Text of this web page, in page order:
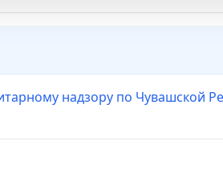
надзору по Чувашской